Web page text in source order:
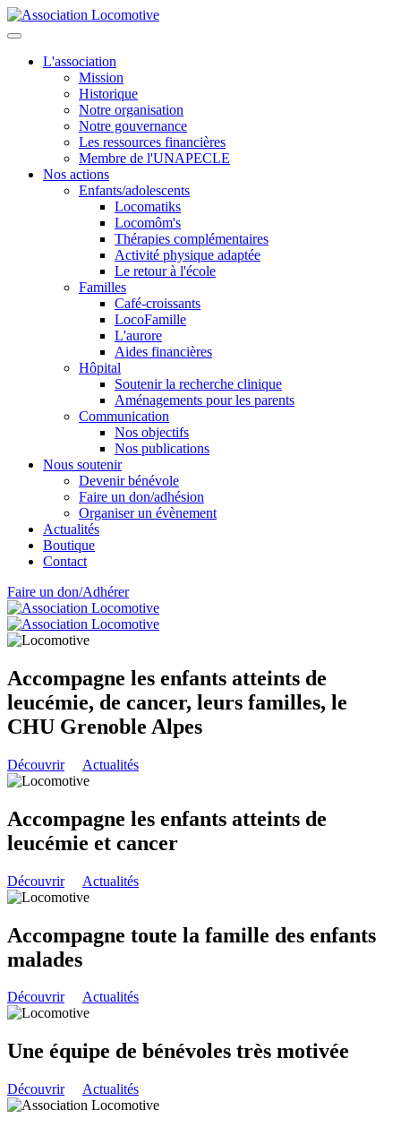
L'association
Mission
Historique
Notre organisation
Notre gouvernance
Les ressources financières
Membre de l'UNAPECLE
Nos actions
Enfants/adolescents
Locomatiks
Locomôm's
Thérapies complémentaires
Activité physique adaptée
Le retour à l'école
Familles
Café-croissants
LocoFamille
L'aurore
Aides financières
Hôpital
Soutenir la recherche clinique
Aménagements pour les parents
Communication
Nos objectifs
Nos publications
Nous soutenir
Devenir bénévole
Faire un don/adhésion
Organiser un évènement
Actualités
Boutique
Contact
Faire un don/Adhérer
Accompagne les enfants atteints de
leucémie, de cancer, leurs familles, le
CHU Grenoble Alpes
Découvrir Actualités
Accompagne les enfants atteints de
leucémie et cancer
Découvrir Actualités
Accompagne toute la famille des enfants
malades
Découvrir Actualités
Une équipe de bénévoles très motivée
Découvrir Actualités